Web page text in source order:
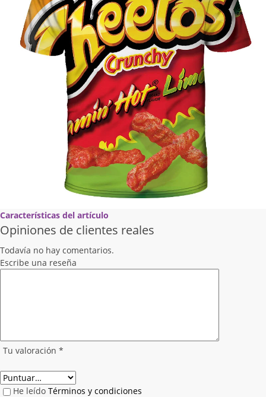
Características del artículo
Opiniones de clientes reales
Todavía no hay comentarios.
Escribe una reseña
Tu valoración *
He leído Términos y condiciones